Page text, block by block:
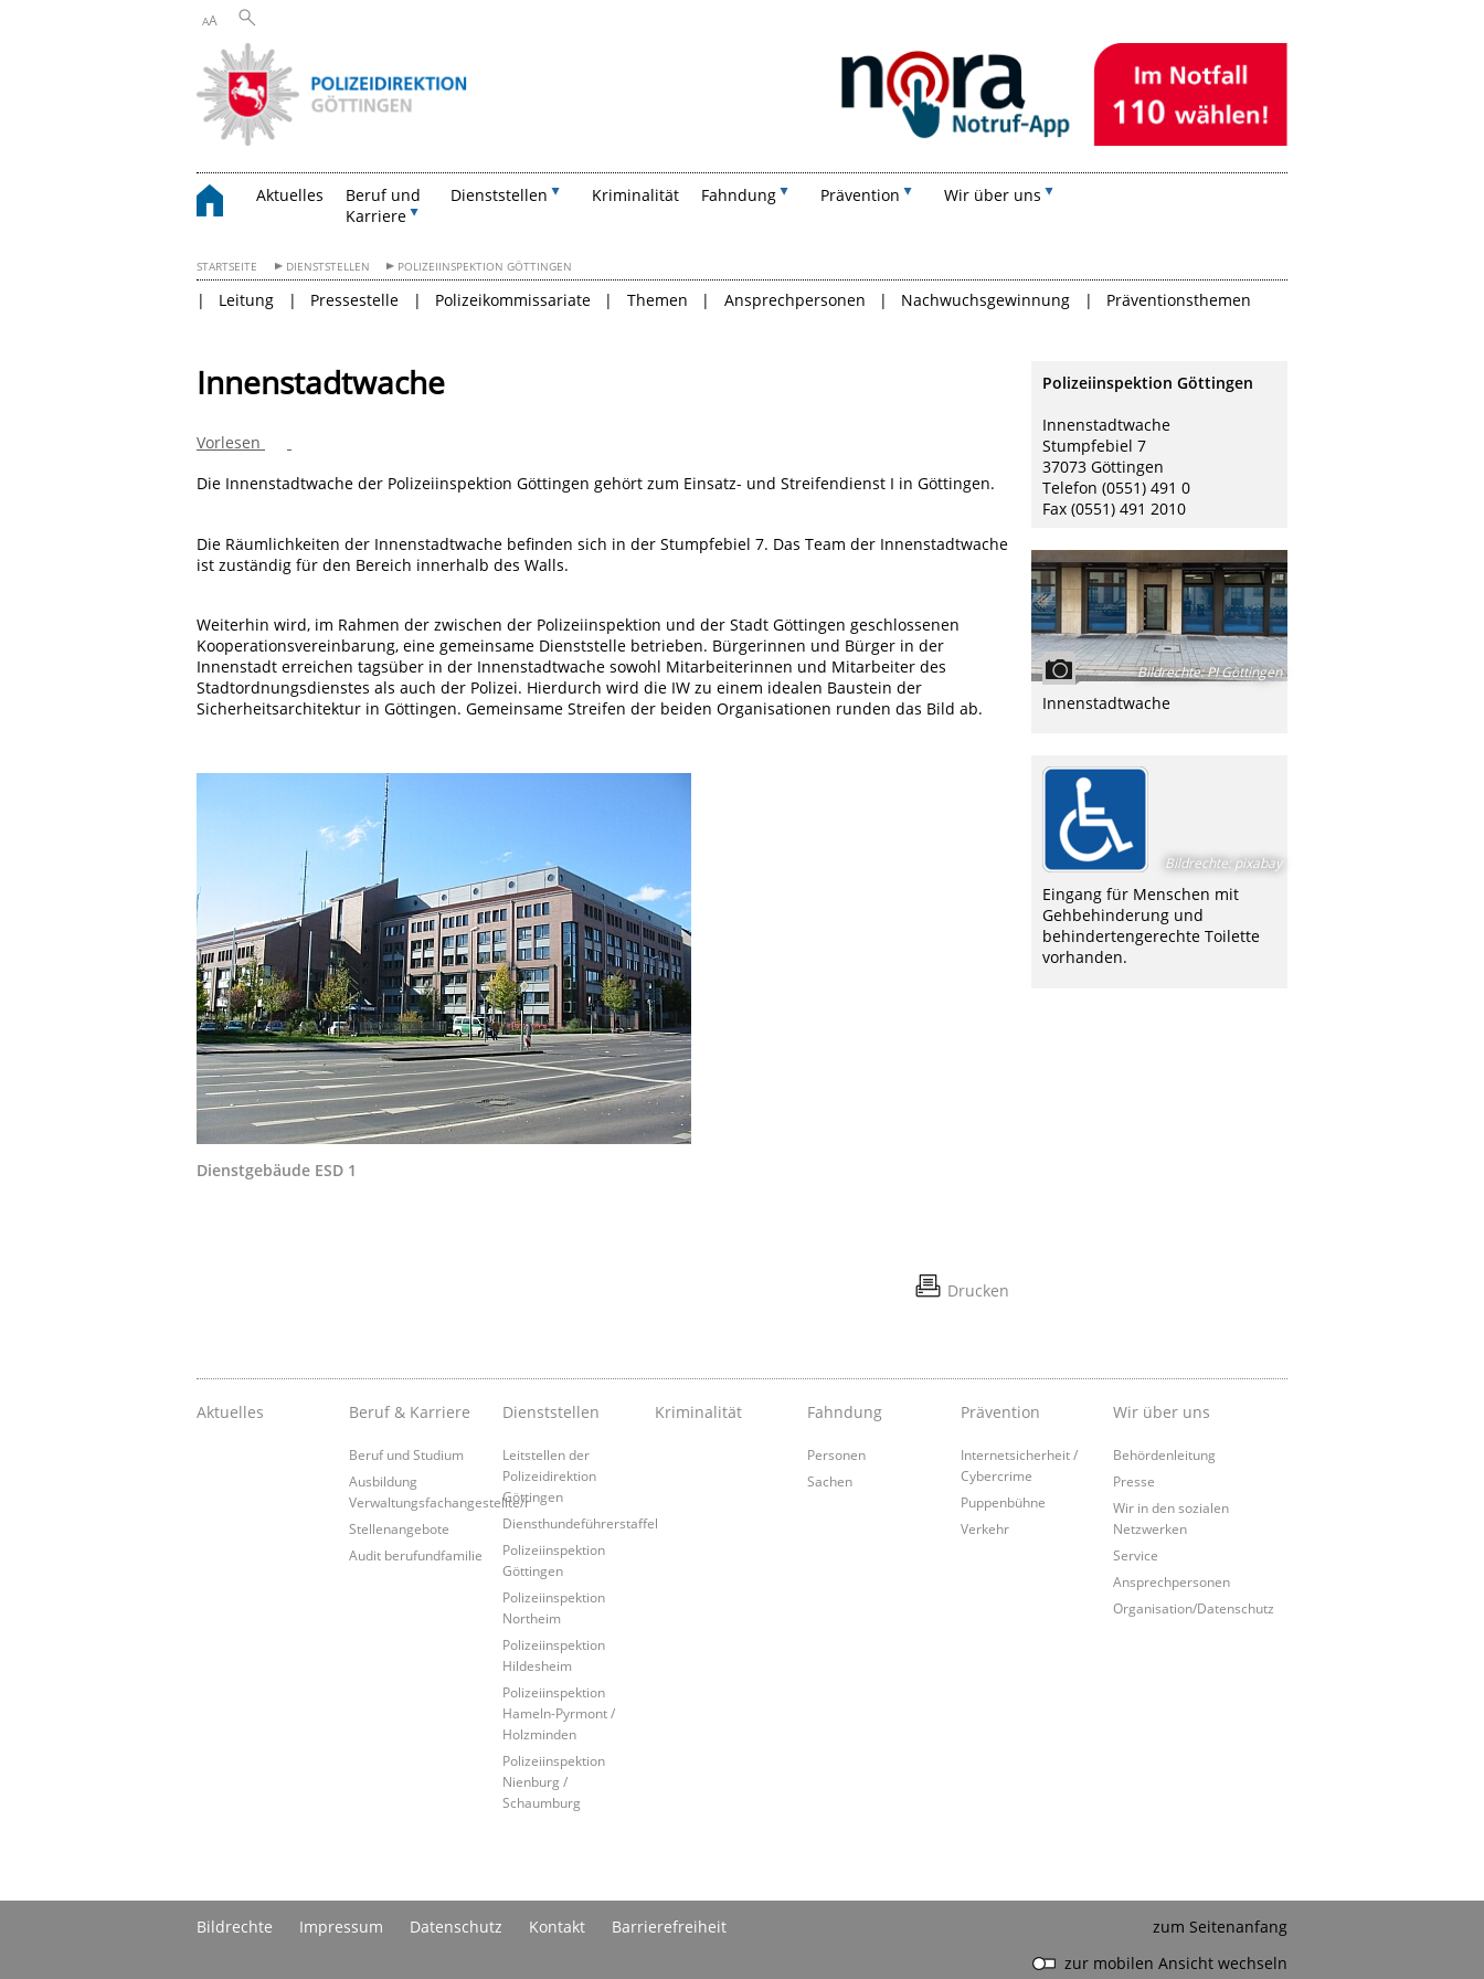
AA
Aktuelles
Beruf und
Karriere
Dienststellen Kriminalität Fahndung Prävention Wir über uns
STARTSEITE DIENSTSTELLEN POLIZEIINSPEKTION GÖTTINGEN
Leitung Pressestelle Polizeikommissariate Themen Ansprechpersonen Nachwuchsgewinnung Präventionsthemen
Innenstadtwache
Vorlesen
Die Innenstadtwache der Polizeiinspektion Göttingen gehört zum Einsatz- und Streifendienst I in Göttingen.
Die Räumlichkeiten der Innenstadtwache befinden sich in der Stumpfebiel 7. Das Team der Innenstadtwache
ist zuständig für den Bereich innerhalb des Walls.
Weiterhin wird, im Rahmen der zwischen der Polizeiinspektion und der Stadt Göttingen geschlossenen
Kooperationsvereinbarung, eine gemeinsame Dienststelle betrieben. Bürgerinnen und Bürger in der
Innenstadt erreichen tagsüber in der Innenstadtwache sowohl Mitarbeiterinnen und Mitarbeiter des
Stadtordnungsdienstes als auch der Polizei. Hierdurch wird die IW zu einem idealen Baustein der
Sicherheitsarchitektur in Göttingen. Gemeinsame Streifen der beiden Organisationen runden das Bild ab.
Dienstgebäude ESD 1
Drucken
Polizeiinspektion Göttingen
Innenstadtwache
Stumpfebiel 7
37073 Göttingen
Telefon (0551) 491 0
Fax (0551) 491 2010
Bildrechte:PI Göttingen
Innenstadtwache
Bildrechte: pixabay
Eingang für Menschen mit
Gehbehinderung und
behindertengerechte Toilette
vorhanden.
Aktuelles Beruf & Karriere
Beruf und Studium
Ausbildung
Verwaltungsfachangestellte/r
Stellenangebote
Audit berufundfamilie
Dienststellen
Leitstellen der
Polizeidirektion
Göttingen
Diensthundeführerstaffel
Polizeiinspektion
Göttingen
Polizeiinspektion
Northeim
Polizeiinspektion
Hildesheim
Polizeiinspektion
Hameln-Pyrmont /
Holzminden
Polizeiinspektion
Nienburg /
Schaumburg
Kriminalität Fahndung
Personen
Sachen
Prävention
Internetsicherheit /
Cybercrime
Puppenbühne
Verkehr
Wir über uns
Behördenleitung
Presse
Wir in den sozialen
Netzwerken
Service
Ansprechpersonen
Organisation/Datenschutz
Bildrechte Impressum Datenschutz Kontakt Barrierefreiheit
zum Seitenanfang
zur mobilen Ansicht wechseln